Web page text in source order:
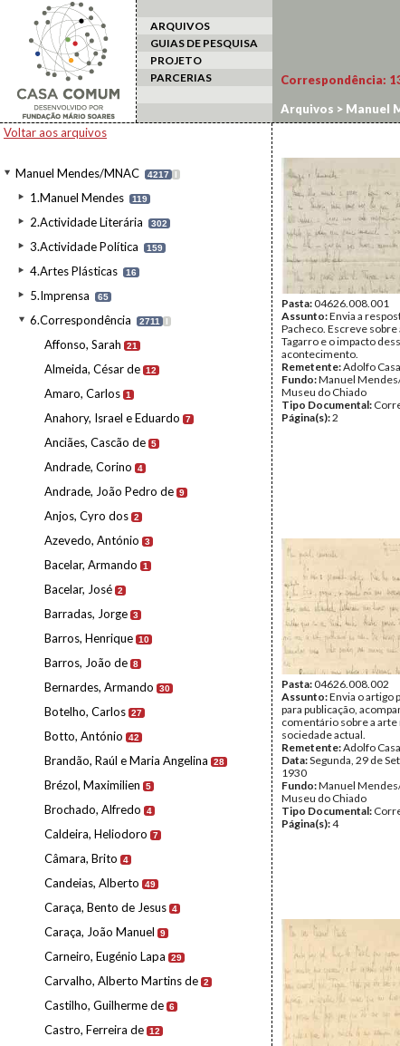
ARQUIVOS
GUIAS DE PESQUISA
PROJETO
PARCERIAS
Voltar aos arquivos
Manuel Mendes/MNAC 4217 I
1.Manuel Mendes 119
2.Actividade Literária 302
3.Actividade Política 159
4.Artes Plásticas 16
5.Imprensa 65
6.Correspondência 2711 I
Affonso, Sarah 21
Almeida, César de 12
Amaro, Carlos 1
Anahory, Israel e Eduardo 7
Anciães, Cascão de 5
Andrade, Corino 4
Andrade, João Pedro de 9
Anjos, Cyro dos 2
Azevedo, António 3
Bacelar, Armando 1
Bacelar, José 2
Barradas, Jorge 3
Barros, Henrique 10
Barros, João de 8
Bernardes, Armando 30
Botelho, Carlos 27
Botto, António 42
Brandão, Raúl e Maria Angelina 28
Brézol, Maximilien 5
Brochado, Alfredo 4
Caldeira, Heliodoro 7
Câmara, Brito 4
Candeias, Alberto 49
Caraça, Bento de Jesus 4
Caraça, João Manuel 9
Carneiro, Eugénio Lapa 29
Carvalho, Alberto Martins de 2
Castilho, Guilherme de 6
Castro, Ferreira de 12
Correspondência:
Arquivos > Manuel
Pasta:04626.008.001
Assunto:Envia a
Pacheco. Escreve
Tagarro e o impacto
acontecimento.
Remetente:Adolfo
Fundo:Manuel
Museu do Chiado
Tipo Documental:
Página(s):2
Pasta:04626.008.002
Assunto:Envia o artigo
para publicação,
comentário sobre a arte
sociedade actual.
Remetente:Adolfo
Data:Segunda, 29 de
1930
Fundo:Manuel
Museu do Chiado
Tipo Documental:
Página(s):4